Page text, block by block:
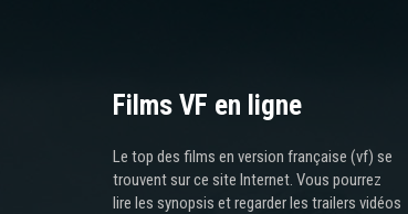
Films VF en ligne
Le top des films en version française (vf) se
trouvent sur ce site Internet. Vous pourrez
lire les synopsis et regarder les trailers vidéos